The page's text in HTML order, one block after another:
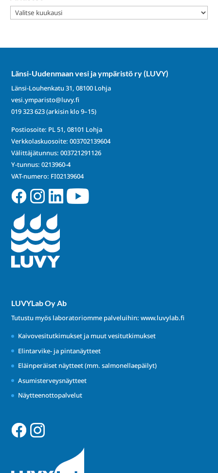
Arkistot
Länsi-Uudenmaan vesi ja ympäristö ry (LUVY)
Länsi-Louhenkatu 31, 08100 Lohja
vesi.ymparisto@luvy.fi
019 323 623(arkisin klo 9–15)
Postiosoite: PL 51, 08101 Lohja
Verkkolaskuosoite: 003702139604
Välittäjätunnus: 003721291126
Y-tunnus: 0213960-4
VAT-numero: FI02139604
LUVYLab Oy Ab
Tutustu myös laboratoriomme palveluihin: www.luvylab.fi
Kaivovesitutkimukset ja muut vesitutkimukset
Elintarvike- ja pintanäytteet
Eläinperäiset näytteet (mm. salmonellaepäilyt)
Asumisterveysnäytteet
Näytteenottopalvelut